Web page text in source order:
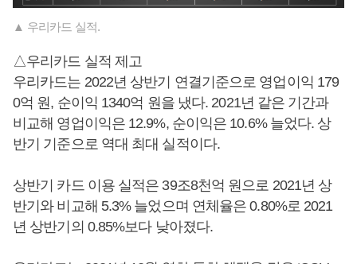
▲ 우리카드 실적.
△우리카드 실적 제고
우리카드는 2022년 상반기 연결기준으로 영업이익 179
0억 원, 순이익 1340억 원을 냈다. 2021년 같은 기간과
비교해 영업이익은 12.9%, 순이익은 10.6% 늘었다. 상
반기 기준으로 역대 최대 실적이다.
상반기 카드 이용 실적은 39조8천억 원으로 2021년 상
반기와 비교해 5.3% 늘었으며 연체율은 0.80%로 2021
년 상반기의 0.85%보다 낮아졌다.